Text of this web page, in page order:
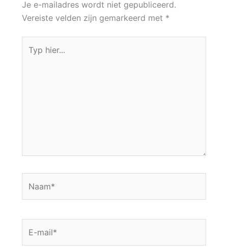
Je e-mailadres wordt niet gepubliceerd.
Vereiste velden zijn gemarkeerd met *
hier...
mail*